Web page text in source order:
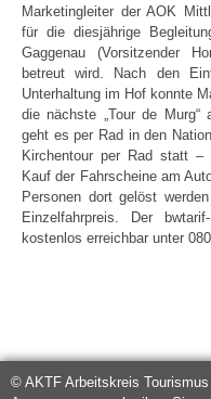
Marketingleiter der AOK
für die diesjährige
Gaggenau (Vorsitzender
betreut wird. Nach den
Unterhaltung im Hof konnte
die nächste „Tour de
geht es per Rad in den
Kirchentour per Rad statt –
Kauf der Fahrscheine am
Personen dort gelöst
Einzelfahrpreis. Der
kostenlos erreichbar unter
© AKTF Arbeitskreis